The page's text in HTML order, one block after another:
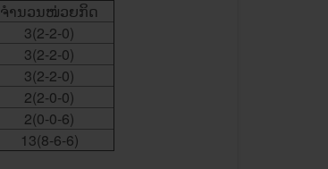
ຈໍານວນໜ່ວຍ​ກິດ
​3(2-2-0)
3(2-2-0)
​3(2-2-0)
2(2-0-0)
2(0-0-6)
13(8-6-6)